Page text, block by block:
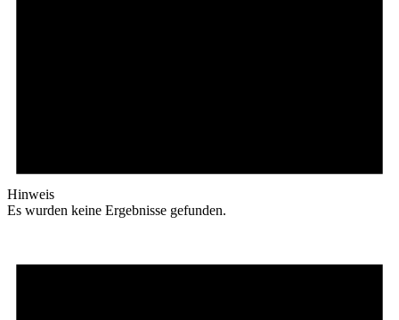
Hinweis
Es wurden keine Ergebnisse gefunden.